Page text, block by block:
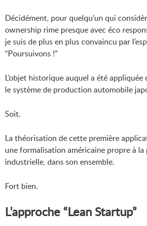
Décidément, pour quelqu’un qui
ownership rime presque avec éco
je suis de plus en plus convaincu par
“Poursuivons !”
L’objet historique auquel a été
le système de production automobile
Soit.
La théorisation de cette première
une formalisation américaine propre à
industrielle, dans son ensemble.
Fort bien.
L’approche “Lean Startup”